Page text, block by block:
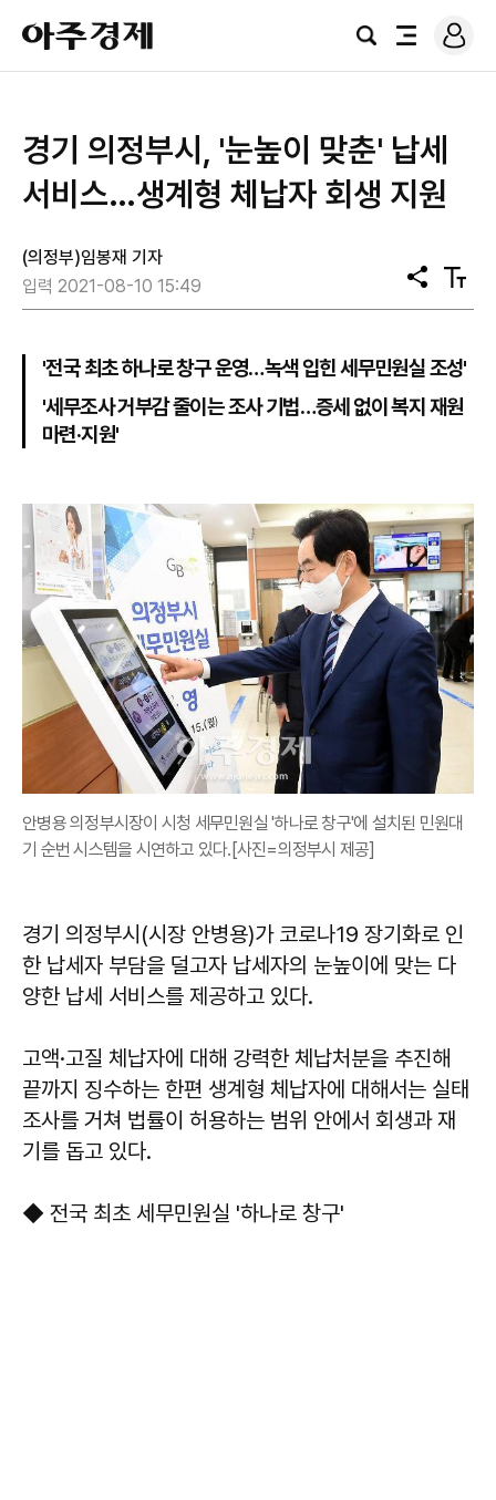
아
주
경
검
전
로
그
경기 의정부시, '눈높이 맞춘' 납세
서비스…생계형 체납자 회생 지원
(의정부)임봉재 기자
입력 2021-08-10 15:49
공
유
텍
스
기
'전국 최초 하나로 창구 운영…녹색 입힌 세무민원실 조성'
'세무조사 거부감 줄이는 조사 기법…증세 없이 복지 재원
마련·지원'
안병용 의정부시장이 시청 세무민원실 '하나로 창구'에 설치된 민원대
기 순번 시스템을 시연하고 있다.[사진=의정부시 제공]
경기 의정부시(시장 안병용)가 코로나19 장기화로 인
한 납세자 부담을 덜고자 납세자의 눈높이에 맞는 다
양한 납세 서비스를 제공하고 있다.
고액·고질 체납자에 대해 강력한 체납처분을 추진해
끝까지 징수하는 한편 생계형 체납자에 대해서는 실태
조사를 거쳐 법률이 허용하는 범위 안에서 회생과 재
기를 돕고 있다.
◆ 전국 최초 세무민원실 '하나로 창구'